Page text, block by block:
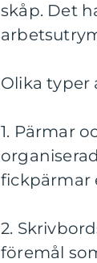
skåp. Det
Olika typer
1. Pärmar
fickpärmar
2.
föremål